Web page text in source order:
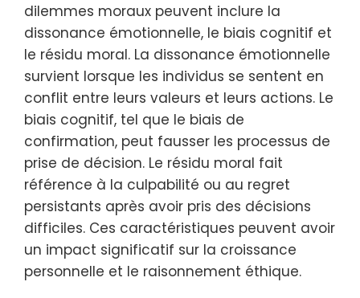
dilemmes moraux peuvent inclure la
dissonance émotionnelle, le biais cognitif et
le résidu moral. La dissonance émotionnelle
survient lorsque les individus se sentent en
conflit entre leurs valeurs et leurs actions. Le
biais cognitif, tel que le biais de
confirmation, peut fausser les processus de
prise de décision. Le résidu moral fait
référence à la culpabilité ou au regret
persistants après avoir pris des décisions
difficiles. Ces caractéristiques peuvent avoir
un impact significatif sur la croissance
personnelle et le raisonnement éthique.